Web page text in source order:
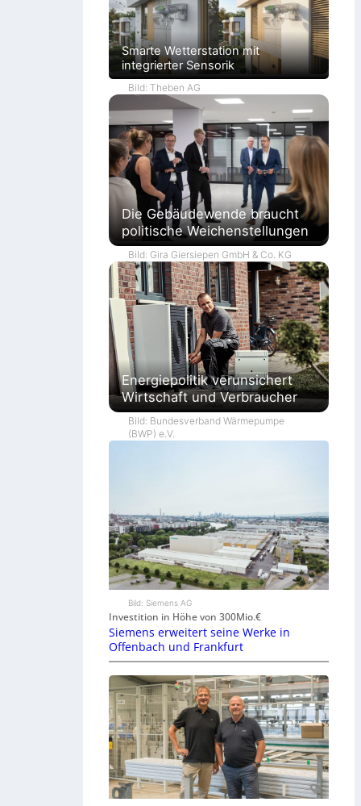
n
Smarte Wetterstation mit
integrierter Sensorik
Bild: Theben AG
Die Gebäudewende braucht
politische Weichenstellungen
Bild: Gira Giersiepen GmbH & Co. KG
Energiepolitik verunsichert
Wirtschaft und Verbraucher
Bild: Bundesverband Wärmepumpe
(BWP) e.V.
Bild: Siemens AG
Investition in Höhe von 300Mio.€
Siemens erweitert seine Werke in
Offenbach und Frankfurt